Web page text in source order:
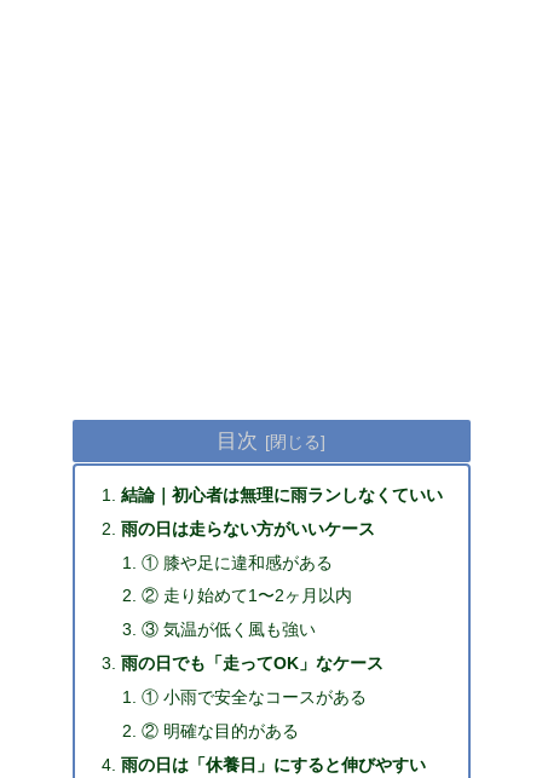
目次
結論｜初心者は無理に雨ランしなくていい
雨の日は走らない方がいいケース
① 膝や足に違和感がある
② 走り始めて1〜2ヶ月以内
③ 気温が低く風も強い
雨の日でも「走ってOK」なケース
① 小雨で安全なコースがある
② 明確な目的がある
雨の日は「休養日」にすると伸びやすい